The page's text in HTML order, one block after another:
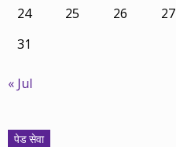
24
25 26 27
31
« Jul
पेड सेवा